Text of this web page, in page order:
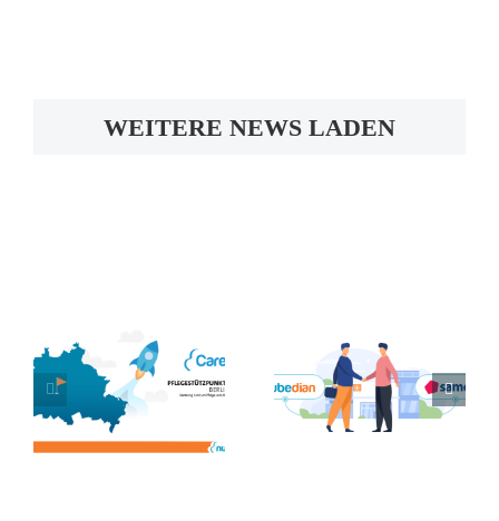
WEITERE NEWS LADEN